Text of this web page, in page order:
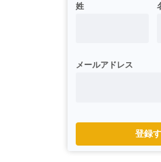
姓
メールアドレス
登録